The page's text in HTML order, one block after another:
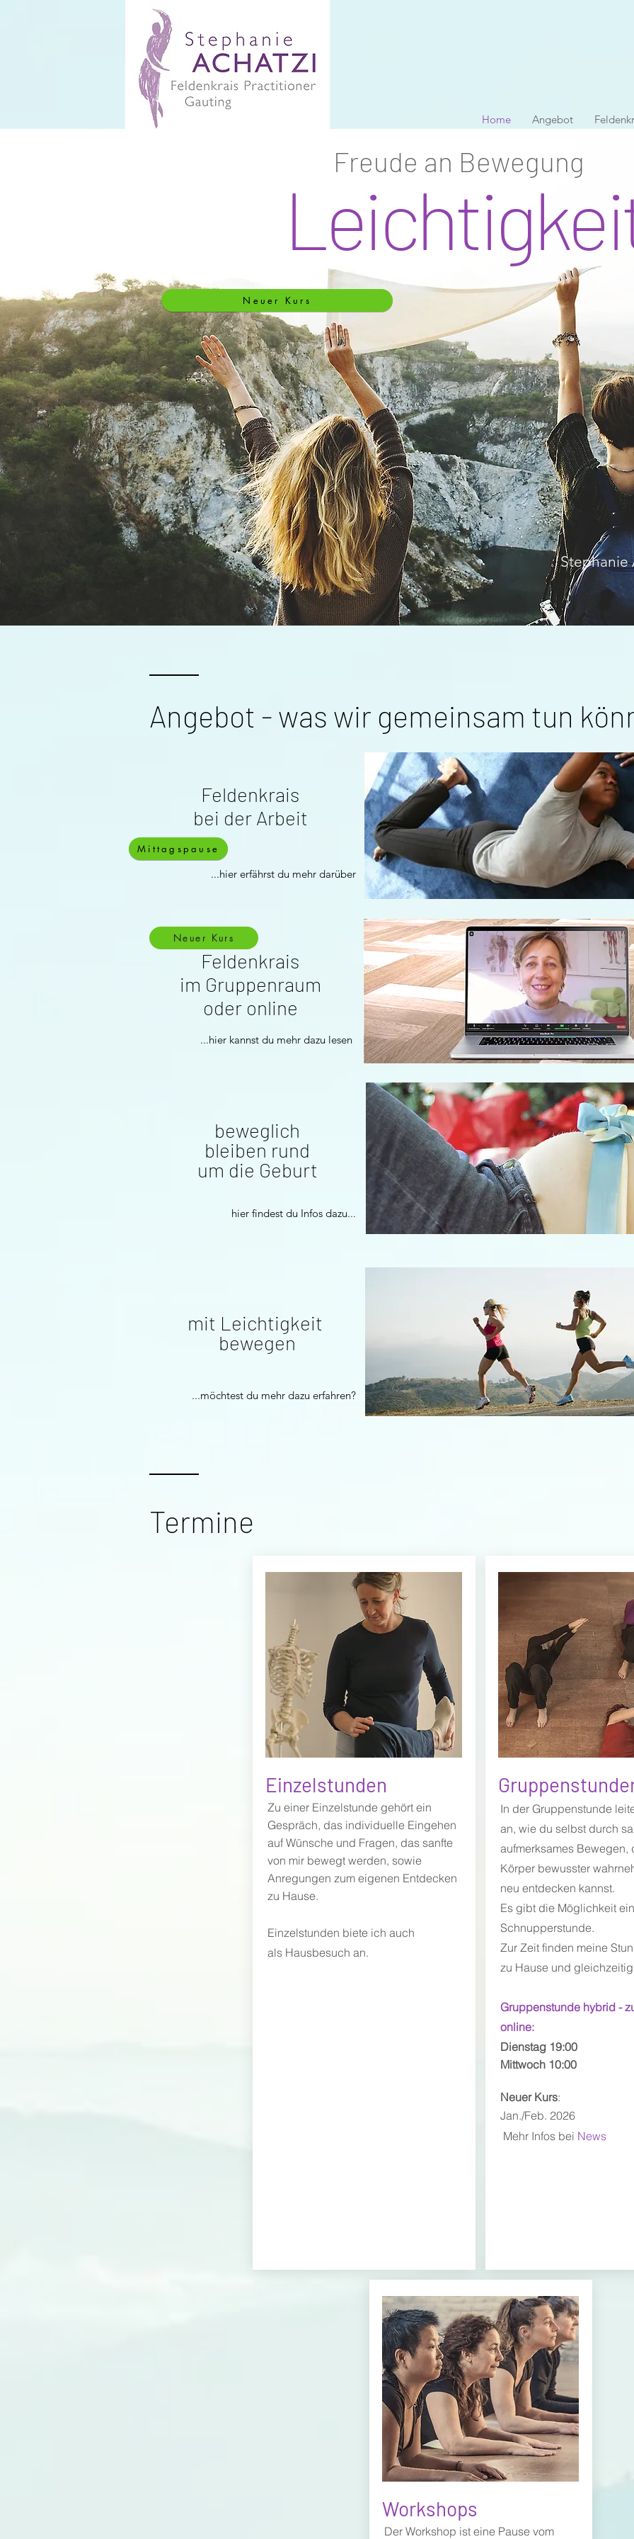
Home Angebot
Freude an Bewegung
Neuer Kurs
Stephanie
Angebot - was wir gemeinsam tun
Feldenkrais
bei der Arbeit
Mittagspause
...hier erfährst du mehr darüber
Feldenkrais
im Gruppenraum
oder online
...hier kannst du mehr dazu lesen
Neuer Kurs
beweglich
bleiben rund
um die Geburt
hier findest du Infos dazu...
mit Leichtigkeit
bewegen
...möchtest du mehr dazu erfahren?
Termine
Einzelstunden
Zu einer Einzelstunde gehört ein
Gespräch, das individuelle Eingehen
auf Wünsche und Fragen, das sanfte
von mir bewegt werden, sowie
Anregungen zum eigenen Entdecken
zu Hause.
Einzelstunden biete ich auch
als Hausbesuch an.
In der Gruppenstunde
an, wie du selbst durch
aufmerksames Bewegen,
Körper bewusster
neu entdecken kannst.
Es gibt die Möglichkeit
Schnupperstunde.
Zur Zeit finden meine
zu Hause und
Gruppenstunde hybrid -
online:
Dienstag 19:00
Mittwoch 10:00
Neuer Kurs:
Jan./Feb. 2026
Mehr Infos bei News
Workshops
Der Workshop ist eine Pause vom